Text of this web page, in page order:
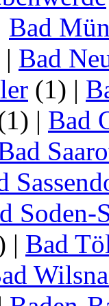
Bad
| Bad
(1) |
| Bad
Soden-
| Bad